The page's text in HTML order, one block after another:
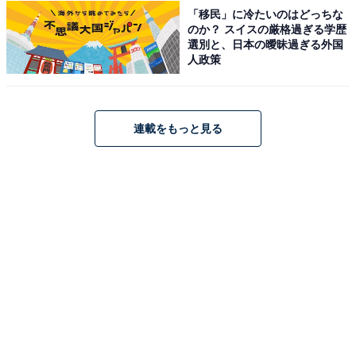
「移民」に冷たいのはどっちな
のか？ スイスの厳格過ぎる学歴
選別と、日本の曖昧過ぎる外国
人政策
連載をもっと見る